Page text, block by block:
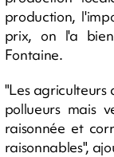
production,
prix, on l'a
Fontaine.
"Les agriculteurs
pollueurs mais
raisonnée et
raisonnables",